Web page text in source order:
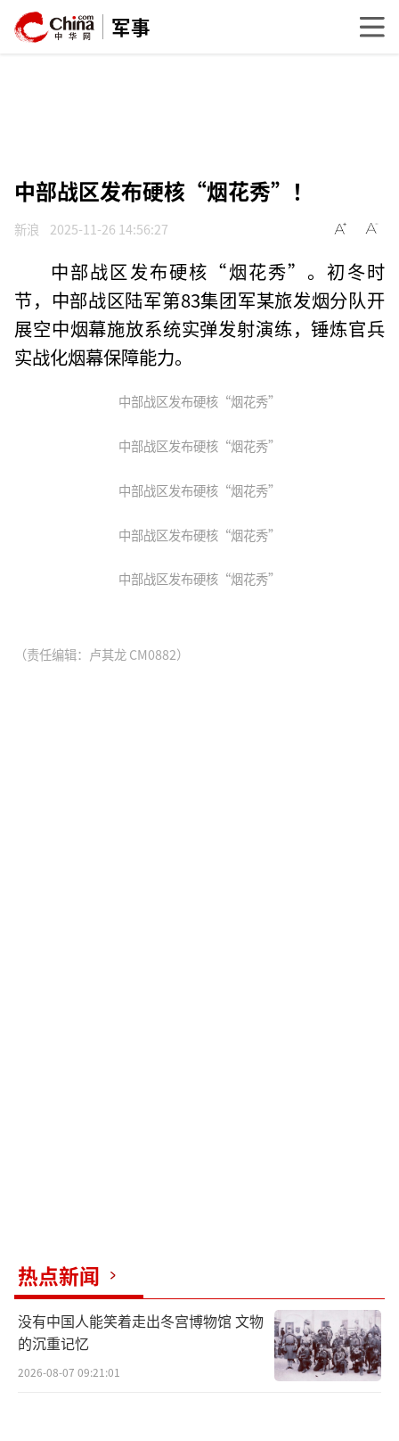
军事
中部战区发布硬核“烟花秀”！
新浪 2025-11-26 14:56:27
中部战区发布硬核“烟花秀”。初冬时
节，中部战区陆军第83集团军某旅发烟分队开
展空中烟幕施放系统实弹发射演练，锤炼官兵
实战化烟幕保障能力。
中部战区发布硬核“烟花秀”
中部战区发布硬核“烟花秀”
中部战区发布硬核“烟花秀”
中部战区发布硬核“烟花秀”
中部战区发布硬核“烟花秀”
（责任编辑：卢其龙 CM0882）
热点新闻
没有中国人能笑着走出冬宫博物馆 文物
的沉重记忆
2026-08-07 09:21:01